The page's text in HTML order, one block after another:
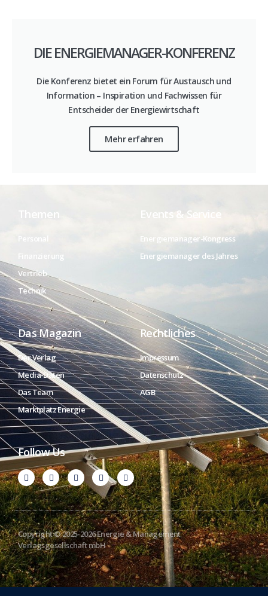
DIE ENERGIEMANAGER-KONFERENZ
Die Konferenz bietet ein Forum für Austausch und
Information – Inspiration und Fachwissen für
Entscheider der Energiewirtschaft
Mehr erfahren
Themen
Finanzierung
Vertrieb
Technik
Events & Service
Energiemanager-Kongress
Energiemanager des Jahres
Das Magazin
Der Verlag
Media-Daten
Das Team
Marktplatz Energie
Rechtliches
Impressum
Datenschutz
AGB
Follow Us
Copyright © 2025-2026 Energie & Management
Verlagsgesellschaft mbH